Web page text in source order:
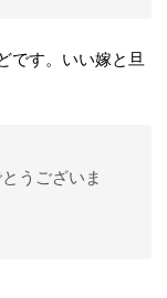
です。いい嫁と旦
うございま